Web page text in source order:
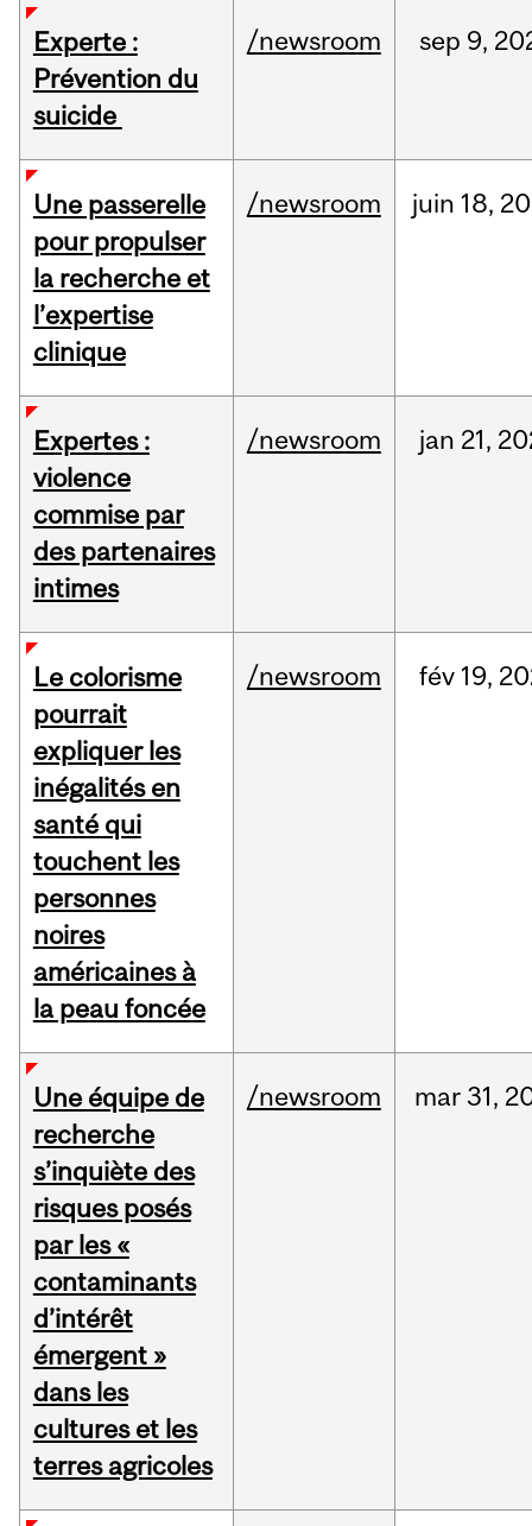
Experte :
Prévention du
suicide
/newsroom sep 9,
Une passerelle
pour propulser
la recherche et
l’expertise
clinique
/newsroom juin 18,
Expertes :
violence
commise par
des partenaires
intimes
/newsroom jan 21,
Le colorisme
pourrait
expliquer les
inégalités en
santé qui
touchent les
personnes
noires
américaines à
la peau foncée
/newsroom fév 19,
Une équipe de
recherche
s’inquiète des
risques posés
par les «
contaminants
d’intérêt
émergent »
dans les
cultures et les
terres agricoles
/newsroom mar31,